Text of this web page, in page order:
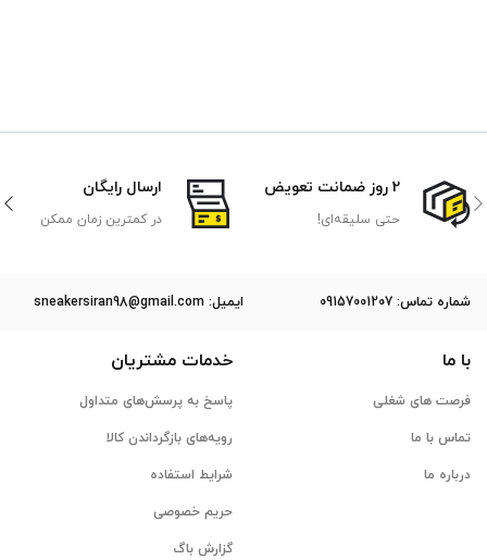
2 روز ضمانت تعویض
حتی سلیقه‌ای!
ارسال رایگان
در کمترین زمان ممکن
ﺷﻤﺎره ﺗﻤﺎس: 09157001207 ایمیل: sneakersiran98@gmail.com
با ما
فرصت های شغلی
تماس با ما
درباره ما
خدمات مشتریان
پاسخ به پرسش‌های متداول
رویه‌های بازگرداندن کالا
شرایط استفاده
حریم خصوصی
گزارش باگ